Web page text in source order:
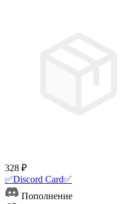
328 ₽
✅Discord Card✅
Пополнение